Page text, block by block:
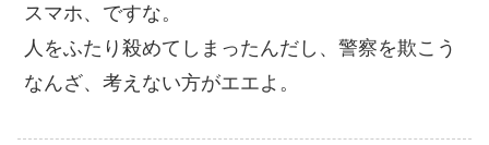
スマホ、ですな。
人をふたり殺めてしまったんだし、警察を欺こう
なんざ、考えない方がエエよ。